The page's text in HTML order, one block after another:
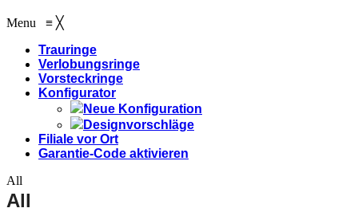
Menu ≡ ╳
Trauringe
Verlobungsringe
Vorsteckringe
Konfigurator
Neue Konfiguration
Designvorschläge
Filiale vor Ort
Garantie-Code aktivieren
All
All